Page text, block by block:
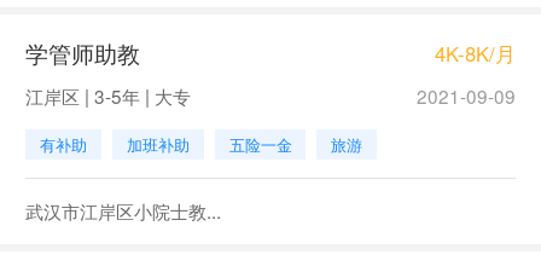
学管师助教 4K-8K/月
江岸区 | 3-5年 | 大专 2021-09-09
有补助 加班补助 五险一金 旅游
武汉市江岸区小院士教...